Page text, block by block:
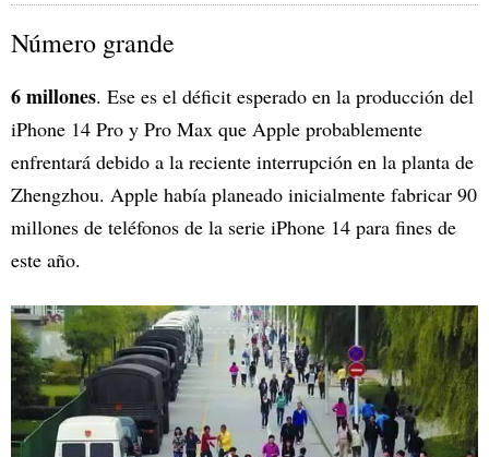
Número grande
6 millones. Ese es el déficit esperado en la producción del
iPhone 14 Pro y Pro Max que Apple probablemente
enfrentará debido a la reciente interrupción en la planta de
Zhengzhou. Apple había planeado inicialmente fabricar 90
millones de teléfonos de la serie iPhone 14 para fines de
este año.